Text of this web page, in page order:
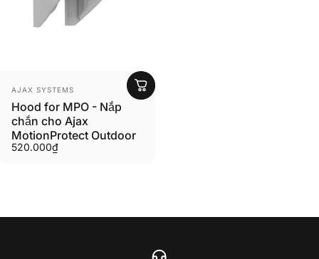
Người bán:
AJAX SYSTEMS
Hood for MPO - Nắp
chắn cho Ajax
MotionProtect Outdoor
520.000₫